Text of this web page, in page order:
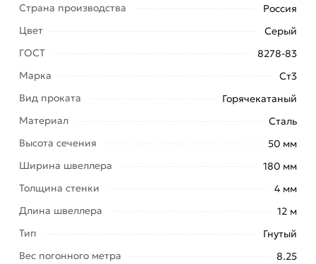
Швеллер гнутый 180х50х4 мм – заготовка из
«П». При создании профиля используются
следующие виды стали: конструкционная,
углеродистая, низколегированная.
Швеллера обладает следующими
особенностями:
Страна производства
Россия
Цвет
Серый
ГОСТ
8278-83
Марка
Ст3
Вид проката
Горячекатаный
Материал
Сталь
Высота сечения
50 мм
Ширина швеллера
180 мм
Толщина стенки
4 мм
Длина швеллера
12 м
Тип
Гнутый
Вес погонного метра
8.25